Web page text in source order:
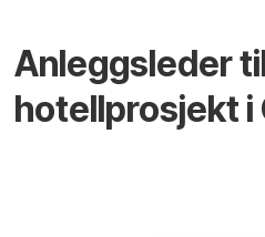
Anleggsleder
hotellprosjekt i